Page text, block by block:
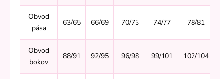
Obvod
pása
63/65 66/69 70/73 74/77 78/81
Obvod
bokov
88/91 92/95 96/98 99/101 102/104